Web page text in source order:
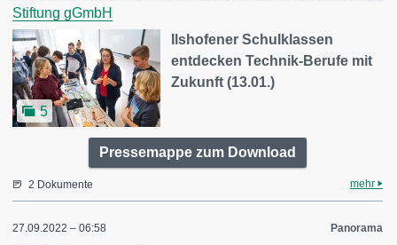
Stiftung gGmbH
5
Ilshofener Schulklassen
entdecken Technik-Berufe mit
Zukunft (13.01.)
Pressemappe zum Download
2 Dokumente mehr
27.09.2022 – 06:58 Panorama